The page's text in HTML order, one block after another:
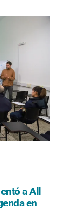
a All
en